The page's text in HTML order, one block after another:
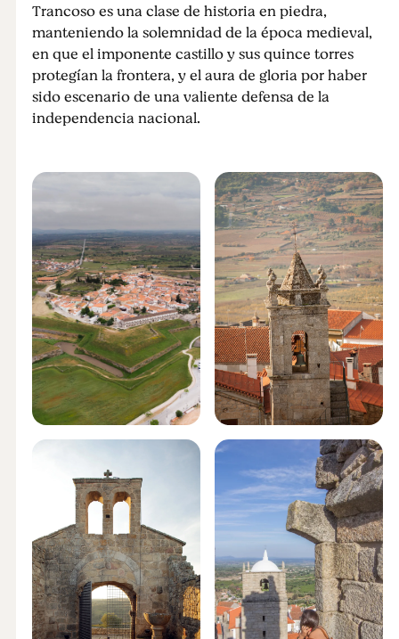
Trancoso es una clase de historia en piedra,
manteniendo la solemnidad de la época medieval,
en que el imponente castillo y sus quince torres
protegían la frontera, y el aura de gloria por haber
sido escenario de una valiente defensa de la
independencia nacional.